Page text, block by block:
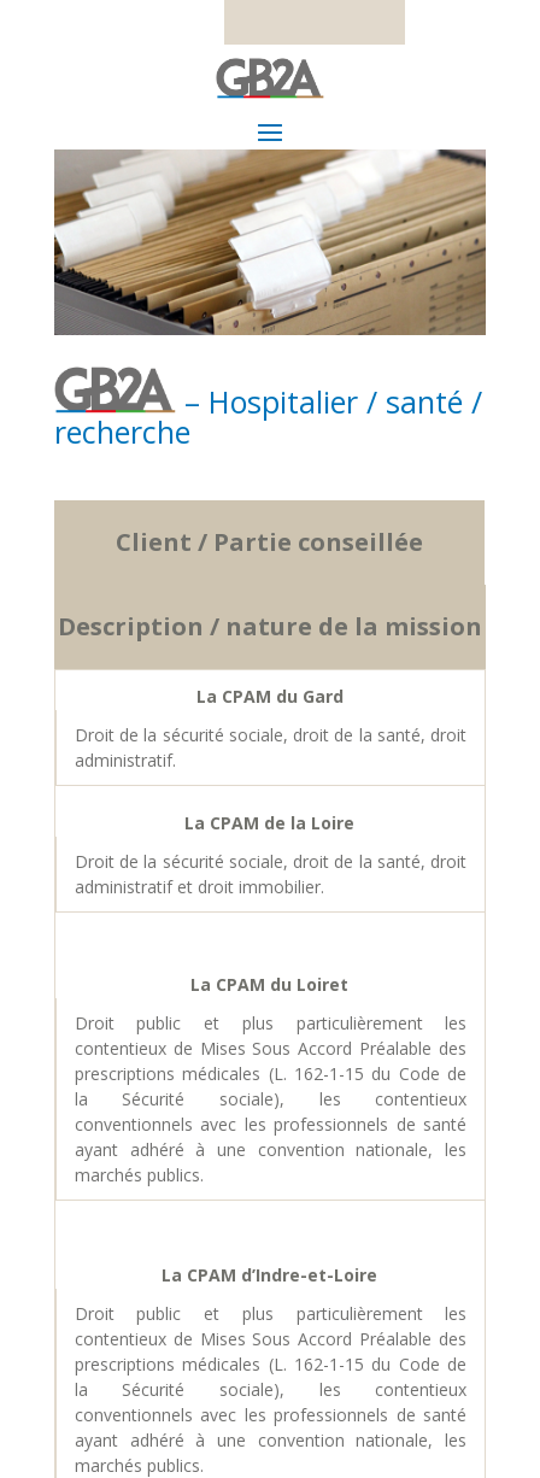
– Hospitalier / santé /
recherche
Client / Partie conseillée
Description / nature de la mission
La CPAM du Gard
Droit de la sécurité sociale, droit de la santé, droit
administratif.
La CPAM de la Loire
Droit de la sécurité sociale, droit de la santé, droit
administratif et droit immobilier.
La CPAM du Loiret
Droit public et plus particulièrement les
contentieux de Mises Sous Accord Préalable des
prescriptions médicales (L. 162-1-15 du Code de
la Sécurité sociale), les contentieux
conventionnels avec les professionnels de santé
ayant adhéré à une convention nationale, les
marchés publics.
La CPAM d’Indre-et-Loire
Droit public et plus particulièrement les
contentieux de Mises Sous Accord Préalable des
prescriptions médicales (L. 162-1-15 du Code de
la Sécurité sociale), les contentieux
conventionnels avec les professionnels de santé
ayant adhéré à une convention nationale, les
marchés publics.